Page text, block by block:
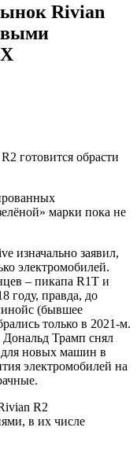
Rivian
марки пока не
изначально заявил,
электромобилей.
– пикапа R1T и
году, правда, до
(бывшее
только в 2021-м.
Трамп снял
для новых машин в
электромобилей на